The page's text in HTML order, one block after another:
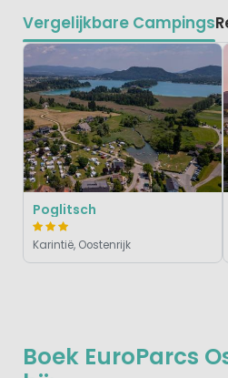
Boek EuroParcs
Vergelijkbare Campings
Poglitsch
Karintië, Oostenrijk